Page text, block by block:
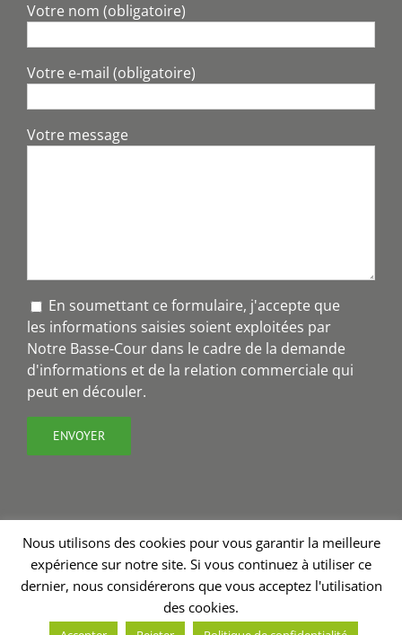
Votre nom (obligatoire)
Votre e-mail (obligatoire)
Votre message
En soumettant ce formulaire, j'accepte que
les informations saisies soient exploitées par
Notre Basse-Cour dans le cadre de la demande
d'informations et de la relation commerciale qui
peut en découler.
Copyright 2018 - Notre Basse-Cour® | Création site internet
| Graphisme Valérie Burel
| Stratégie de
communication - rédactionAnnabelle Nevoux
Nous utilisons des cookies pour vous garantir la meilleure
expérience sur notre site. Si vous continuez à utiliser ce
dernier, nous considérerons que vous acceptez l'utilisation
des cookies.